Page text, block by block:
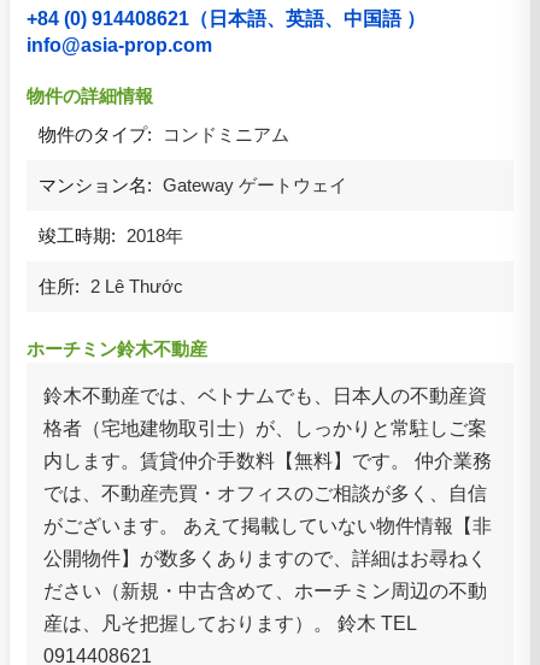
+84 (0) 914408621（日本語、英語、中国語 ）
info@asia-prop.com
物件の詳細情報
物件のタイプ:
コンドミニアム
マンション名: Gateway ゲートウェイ
竣工時期: 2018年
住所: 2 Lê Thước
ホーチミン鈴木不動産
鈴木不動産では、ベトナムでも、日本人の不動産資
格者（宅地建物取引士）が、しっかりと常駐しご案
内します。賃貸仲介手数料【無料】です。 仲介業務
では、不動産売買・オフィスのご相談が多く、自信
がございます。 あえて掲載していない物件情報【非
公開物件】が数多くありますので、詳細はお尋ねく
ださい（新規・中古含めて、ホーチミン周辺の不動
産は、凡そ把握しております）。 鈴木 TEL
0914408621